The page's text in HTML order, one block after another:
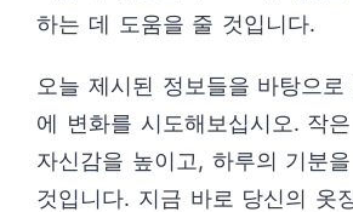
하는 데 도움을 줄 것입니다.
오늘 제시된 정보들을 바탕으
에 변화를 시도해보십시오. 작
자신감을 높이고, 하루의 기분
것입니다. 지금 바로 당신의 옷